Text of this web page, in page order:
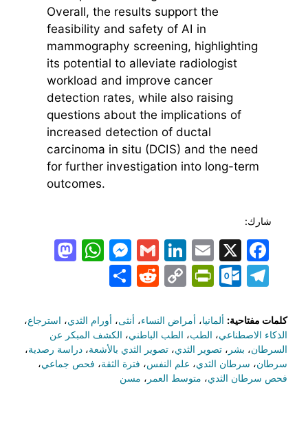
Overall, the results support the
feasibility and safety of AI in
mammography screening, highlighting
its potential to alleviate radiologist
workload and improve cancer
detection rates, while also raising
questions about the implications of
increased detection of ductal
carcinoma in situ (DCIS) and the need
for further investigation into long-term
outcomes.
شارك:
Facebook
X
Email
LinkedIn
Gmail
Telegram
Outlook.com
PrintFriendly
Copy
Reddit
Share
كلمات مفتاحية: ألمانيا، أمراض النساء، أنثى، أورام الثدي، استرجاع،
الذكاء الاصطناعي، الطب، الطب الباطني، الكشف المبكر عن
السرطان، بشر ،تصوير الثدي،تصوير الثدي بالأشعة،دراسة رصدية،
سرطان، سرطان الثدي، علم النفس، فترة الثقة، فحص جماعي،
فحص سرطان الثدي، متوسط العمر ، مسن